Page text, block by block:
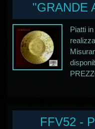
"GRANDE
Piatti
FFV52 -